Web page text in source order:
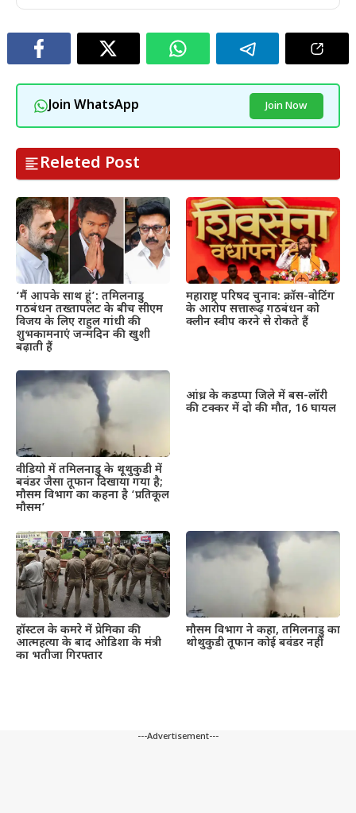
Join WhatsApp Join Now
Releted Post
‘मैं आपके साथ हूं’: तमिलनाडु
गठबंधन तख्तापलट के बीच सीएम
विजय के लिए राहुल गांधी की
शुभकामनाएं जन्मदिन की खुशी
बढ़ाती हैं
महाराष्ट्र परिषद चुनाव: क्रॉस-वोटिंग
के आरोप सत्तारूढ़ गठबंधन को
क्लीन स्वीप करने से रोकते हैं
वीडियो में तमिलनाडु के थूथुकुडी में
बवंडर जैसा तूफान दिखाया गया है;
मौसम विभाग का कहना है ‘प्रतिकूल
मौसम’
आंध्र के कडप्पा जिले में बस-लॉरी
की टक्कर में दो की मौत, 16 घायल
हॉस्टल के कमरे में प्रेमिका की
आत्महत्या के बाद ओडिशा के मंत्री
का भतीजा गिरफ्तार
मौसम विभाग ने कहा, तमिलनाडु का
थोथुकुडी तूफान कोई बवंडर नहीं
---Advertisement---